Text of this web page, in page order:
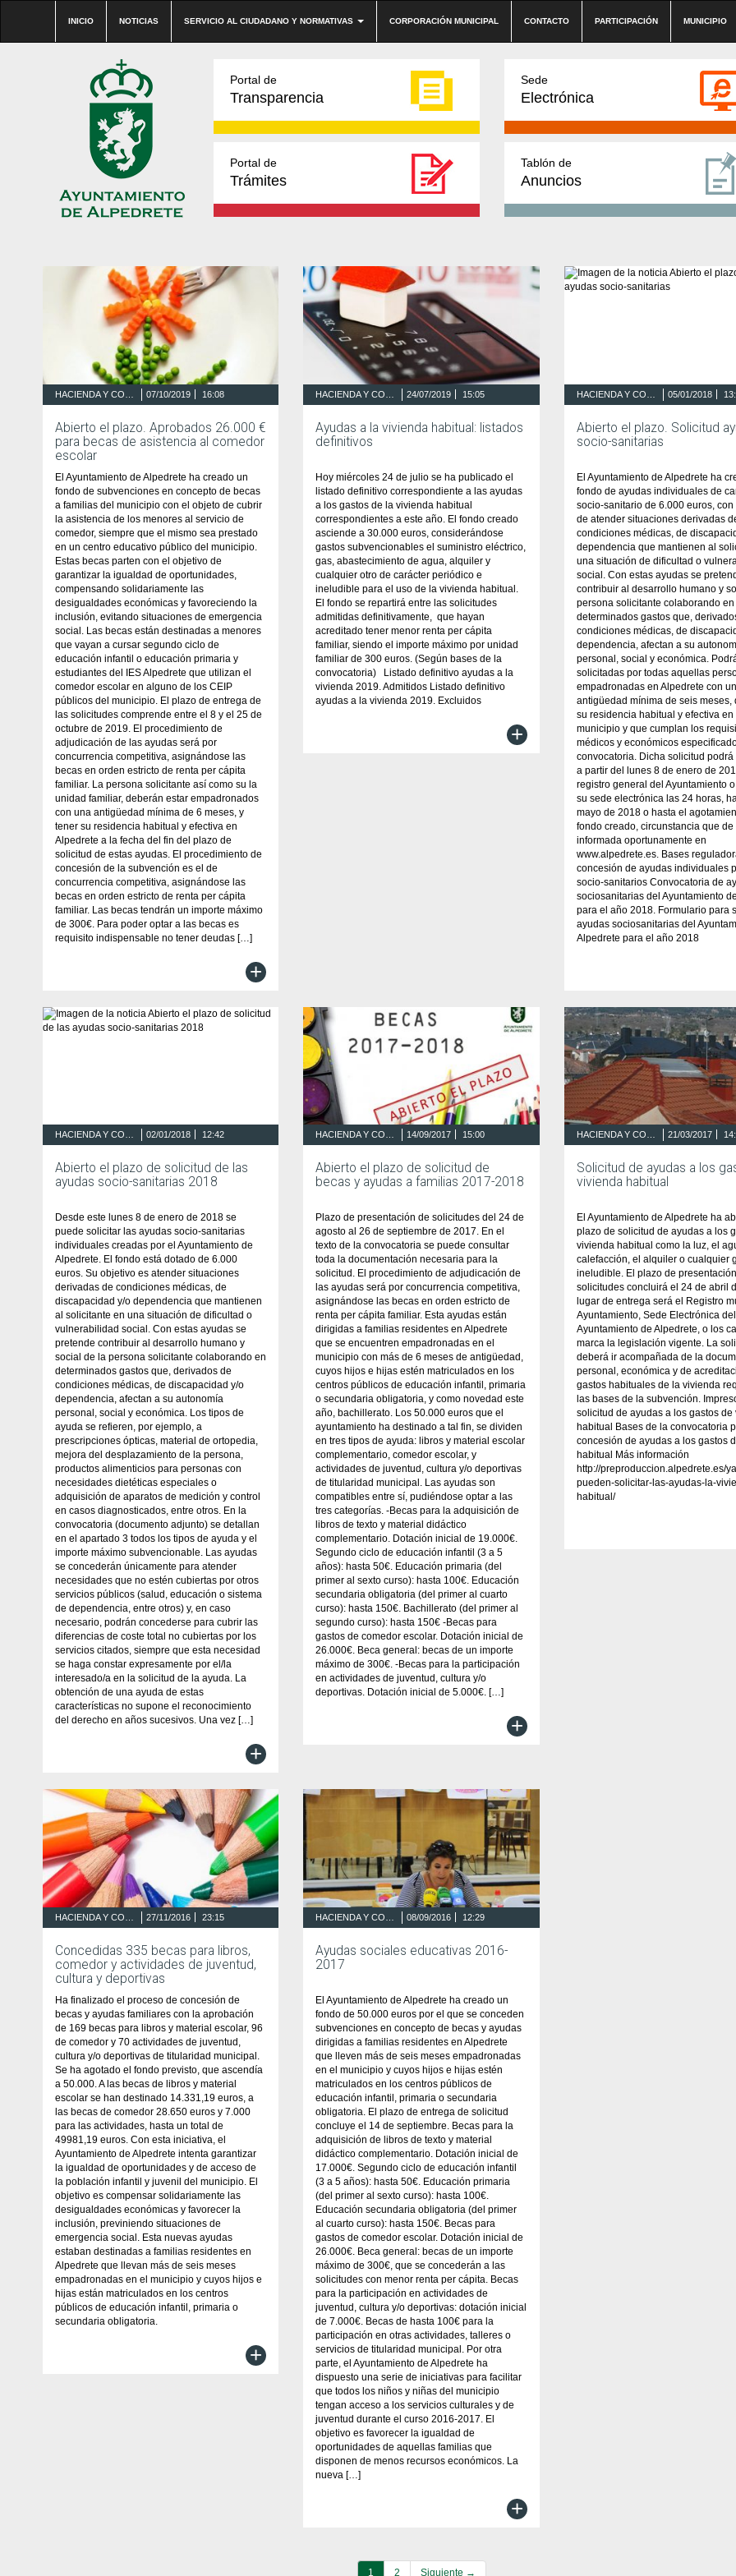
INICIO NOTICIAS SERVICIO AL CIUDADANO Y NORMATIVAS CORPORACIÓN MUNICIPAL CONTACTO PARTICIPACIÓN MUNICIPIO
Portal de
Transparencia
Sede
Electrónica
Portal de
Trámites
Tablón de
Anuncios
07/10/2019 16:08
Abierto el plazo. Aprobados 26.000 €
para becas de asistencia al comedor
escolar
El Ayuntamiento de Alpedrete ha creado un
fondo de subvenciones en concepto de becas
a familias del municipio con el objeto de cubrir
la asistencia de los menores al servicio de
comedor, siempre que el mismo sea prestado
en un centro educativo público del municipio.
Estas becas parten con el objetivo de
garantizar la igualdad de oportunidades,
compensando solidariamente las
desigualdades económicas y favoreciendo la
inclusión, evitando situaciones de emergencia
social. Las becas están destinadas a menores
que vayan a cursar segundo ciclo de
educación infantil o educación primaria y
estudiantes del IES Alpedrete que utilizan el
comedor escolar en alguno de los CEIP
públicos del municipio. El plazo de entrega de
las solicitudes comprende entre el 8 y el 25 de
octubre de 2019. El procedimiento de
adjudicación de las ayudas será por
concurrencia competitiva, asignándose las
becas en orden estricto de renta per cápita
familiar. La persona solicitante así como su la
unidad familiar, deberán estar empadronados
con una antigüedad mínima de 6 meses, y
tener su residencia habitual y efectiva en
Alpedrete a la fecha del fin del plazo de
solicitud de estas ayudas. El procedimiento de
concesión de la subvención es el de
concurrencia competitiva, asignándose las
becas en orden estricto de renta per cápita
familiar. Las becas tendrán un importe máximo
de 300€. Para poder optar a las becas es
requisito indispensable no tener deudas […]
+
24/07/2019 15:05
Ayudas a la vivienda habitual: listados
definitivos
Hoy miércoles 24 de julio se ha publicado el
listado definitivo correspondiente a las ayudas
a los gastos de la vivienda habitual
correspondientes a este año. El fondo creado
asciende a 30.000 euros, considerándose
gastos subvencionables el suministro eléctrico,
gas, abastecimiento de agua, alquiler y
cualquier otro de carácter periódico e
ineludible para el uso de la vivienda habitual.
El fondo se repartirá entre las solicitudes
admitidas definitivamente, que hayan
acreditado tener menor renta per cápita
familiar, siendo el importe máximo por unidad
familiar de 300 euros. (Según bases de la
convocatoria) Listado definitivo ayudas a la
vivienda 2019. Admitidos Listado definitivo
ayudas a la vivienda 2019. Excluidos
+
05/01/2018
Abierto el plazo. Solicitud
socio-sanitarias
El Ayuntamiento de Alpedrete ha
fondo de ayudas individuales de
socio-sanitario de 6.000 euros,
de atender situaciones derivadas
condiciones médicas, de
dependencia que mantienen al
una situación de dificultad o
social. Con estas ayudas se
contribuir al desarrollo humano y
persona solicitante colaborando en
determinados gastos que,
condiciones médicas, de
dependencia, afectan a su
personal, social y económica.
solicitadas por todas aquellas
empadronadas en Alpedrete con
antigüedad mínima de seis meses,
su residencia habitual y efectiva en
municipio y que cumplan los
médicos y económicos
convocatoria. Dicha solicitud podrá
a partir del lunes 8 de enero de
registro general del Ayuntamiento
su sede electrónica las 24 horas,
mayo de 2018 o hasta el
fondo creado, circunstancia que de
informada oportunamente en
www.alpedrete.es. Bases
concesión de ayudas individuales
socio-sanitarios Convocatoria de
sociosanitarias del Ayuntamiento
para el año 2018. Formulario para
ayudas sociosanitarias del
Alpedrete para el año 2018
HACIENDA Y CONTRATACIÓN 02/01/2018 12:42
Abierto el plazo de solicitud de las
ayudas socio-sanitarias 2018
Desde este lunes 8 de enero de 2018 se
puede solicitar las ayudas socio-sanitarias
individuales creadas por el Ayuntamiento de
Alpedrete. El fondo está dotado de 6.000
euros. Su objetivo es atender situaciones
derivadas de condiciones médicas, de
discapacidad y/o dependencia que mantienen
al solicitante en una situación de dificultad o
vulnerabilidad social. Con estas ayudas se
pretende contribuir al desarrollo humano y
social de la persona solicitante colaborando en
determinados gastos que, derivados de
condiciones médicas, de discapacidad y/o
dependencia, afectan a su autonomía
personal, social y económica. Los tipos de
ayuda se refieren, por ejemplo, a
prescripciones ópticas, material de ortopedia,
mejora del desplazamiento de la persona,
productos alimenticios para personas con
necesidades dietéticas especiales o
adquisición de aparatos de medición y control
en casos diagnosticados, entre otros. En la
convocatoria (documento adjunto) se detallan
en el apartado 3 todos los tipos de ayuda y el
importe máximo subvencionable. Las ayudas
se concederán únicamente para atender
necesidades que no estén cubiertas por otros
servicios públicos (salud, educación o sistema
de dependencia, entre otros) y, en caso
necesario, podrán concederse para cubrir las
diferencias de coste total no cubiertas por los
servicios citados, siempre que esta necesidad
se haga constar expresamente por el/la
interesado/a en la solicitud de la ayuda. La
obtención de una ayuda de estas
características no supone el reconocimiento
del derecho en años sucesivos. Una vez […]
+
HACIENDA Y CONTRATACIÓN 14/09/2017 15:00
Abierto el plazo de solicitud de
becas y ayudas a familias 2017-2018
Plazo de presentación de solicitudes del 24 de
agosto al 26 de septiembre de 2017. En el
texto de la convocatoria se puede consultar
toda la documentación necesaria para la
solicitud. El procedimiento de adjudicación de
las ayudas será por concurrencia competitiva,
asignándose las becas en orden estricto de
renta per cápita familiar. Esta ayudas están
dirigidas a familias residentes en Alpedrete
que se encuentren empadronadas en el
municipio con más de 6 meses de antigüedad,
cuyos hijos e hijas estén matriculados en los
centros públicos de educación infantil, primaria
o secundaria obligatoria, y como novedad este
año, bachillerato. Los 50.000 euros que el
ayuntamiento ha destinado a tal fin, se dividen
en tres tipos de ayuda: libros y material escolar
complementario, comedor escolar, y
actividades de juventud, cultura y/o deportivas
de titularidad municipal. Las ayudas son
compatibles entre sí, pudiéndose optar a las
tres categorías. -Becas para la adquisición de
libros de texto y material didáctico
complementario. Dotación inicial de 19.000€.
Segundo ciclo de educación infantil (3 a 5
años): hasta 50€. Educación primaria (del
primer al sexto curso): hasta 100€. Educación
secundaria obligatoria (del primer al cuarto
curso): hasta 150€. Bachillerato (del primer al
segundo curso): hasta 150€ -Becas para
gastos de comedor escolar. Dotación inicial de
26.000€. Beca general: becas de un importe
máximo de 300€. -Becas para la participación
en actividades de juventud, cultura y/o
deportivas. Dotación inicial de 5.000€. […]
+
HACIENDA Y CONTRATACIÓN 21/03/2017
Solicitud de ayudas a los
vivienda habitual
El Ayuntamiento de Alpedrete ha
plazo de solicitud de ayudas a los
vivienda habitual como la luz, el
calefacción, el alquiler o cualquier
ineludible. El plazo de
solicitudes concluirá el 24 de abril
lugar de entrega será el Registro
Ayuntamiento, Sede Electrónica del
Ayuntamiento de Alpedrete, o los
marca la legislación vigente. La
deberá ir acompañada de la
personal, económica y de
gastos habituales de la vivienda
las bases de la subvención.
solicitud de ayudas a los gastos de
habitual Bases de la convocatoria
concesión de ayudas a los gastos
habitual Más información
http://preproduccion.alpedrete.es/
pueden-solicitar-las-ayudas-la-
habitual/
27/11/2016 23:15
Concedidas 335 becas para libros,
comedor y actividades de juventud,
cultura y deportivas
Ha finalizado el proceso de concesión de
becas y ayudas familiares con la aprobación
de 169 becas para libros y material escolar, 96
de comedor y 70 actividades de juventud,
cultura y/o deportivas de titularidad municipal.
Se ha agotado el fondo previsto, que ascendía
a 50.000. A las becas de libros y material
escolar se han destinado 14.331,19 euros, a
las becas de comedor 28.650 euros y 7.000
para las actividades, hasta un total de
49981,19 euros. Con esta iniciativa, el
Ayuntamiento de Alpedrete intenta garantizar
la igualdad de oportunidades y de acceso de
la población infantil y juvenil del municipio. El
objetivo es compensar solidariamente las
desigualdades económicas y favorecer la
inclusión, previniendo situaciones de
emergencia social. Esta nuevas ayudas
estaban destinadas a familias residentes en
Alpedrete que llevan más de seis meses
empadronadas en el municipio y cuyos hijos e
hijas están matriculados en los centros
públicos de educación infantil, primaria o
secundaria obligatoria.
+
08/09/2016 12:29
Ayudas sociales educativas 2016-
2017
El Ayuntamiento de Alpedrete ha creado un
fondo de 50.000 euros por el que se conceden
subvenciones en concepto de becas y ayudas
dirigidas a familias residentes en Alpedrete
que lleven más de seis meses empadronadas
en el municipio y cuyos hijos e hijas estén
matriculados en los centros públicos de
educación infantil, primaria o secundaria
obligatoria. El plazo de entrega de solicitud
concluye el 14 de septiembre. Becas para la
adquisición de libros de texto y material
didáctico complementario. Dotación inicial de
17.000€. Segundo ciclo de educación infantil
(3 a 5 años): hasta 50€. Educación primaria
(del primer al sexto curso): hasta 100€.
Educación secundaria obligatoria (del primer
al cuarto curso): hasta 150€. Becas para
gastos de comedor escolar. Dotación inicial de
26.000€. Beca general: becas de un importe
máximo de 300€, que se concederán a las
solicitudes con menor renta per cápita. Becas
para la participación en actividades de
juventud, cultura y/o deportivas: dotación inicial
de 7.000€. Becas de hasta 100€ para la
participación en otras actividades, talleres o
servicios de titularidad municipal. Por otra
parte, el Ayuntamiento de Alpedrete ha
dispuesto una serie de iniciativas para facilitar
que todos los niños y niñas del municipio
tengan acceso a los servicios culturales y de
juventud durante el curso 2016-2017. El
objetivo es favorecer la igualdad de
oportunidades de aquellas familias que
disponen de menos recursos económicos. La
nueva […]
+
1 2 Siguiente →